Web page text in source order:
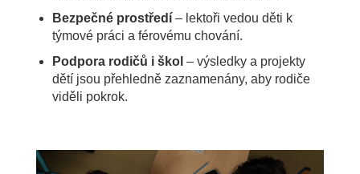
Bezpečné prostředí – lektoři vedou děti k
týmové práci a férovému chování.
Podpora rodičů i škol – výsledky a projekty
dětí jsou přehledně zaznamenány, aby rodiče
viděli pokrok.